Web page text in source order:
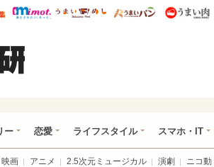
ウレぴあ総研 ディズニー特集
mimot. うまいめし うまいパン
ー 恋愛 ライフスタイル スマホ・IT
映画 アニメ 2.5次元ミュージカル 演劇 ニコ動